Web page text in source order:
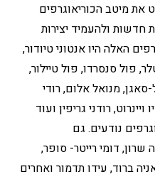
את מיטב הכוריאוגרפים
חדשות ולהעמיד יצירות
האלה היו אנטוני טיודור,
פול סנסרדו, פול טיילור,
סאגן, מנואל אלום, רודי
רודני גריפין ועוד
נודעים. גם
שרון, דומי רייטר- סופר,
ברוד, עידו תדמור ואחרים